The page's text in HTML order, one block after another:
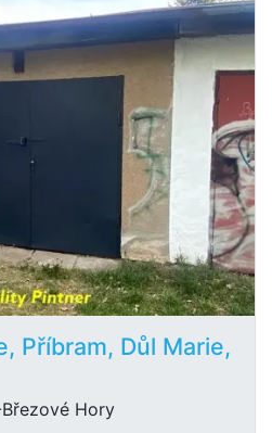
Příbram, Důl Marie,
Hory